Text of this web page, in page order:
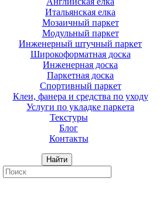
Итальянская елка
Мозаичный паркет
Модульный паркет
Инженерный штучный паркет
Широкоформатная доска
Инженерная доска
Паркетная доска
Спортивный паркет
Клеи, фанера и средства по уходу
Услуги по укладке паркета
Текстуры
Блог
Контакты
Найти